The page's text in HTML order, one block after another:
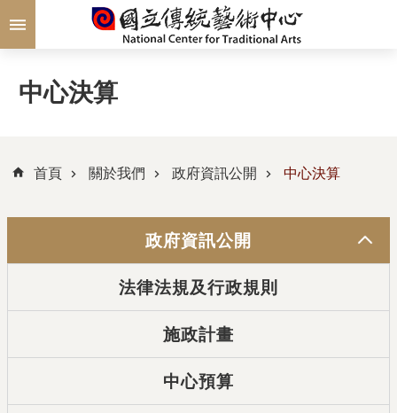
跳到主要內容區塊
中心決算
首頁 關於我們 政府資訊公開 中心決算
政府資訊公開
法律法規及行政規則
施政計畫
中心預算